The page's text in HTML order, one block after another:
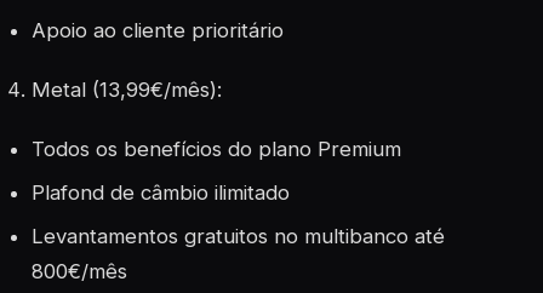
Apoio ao cliente prioritário
Metal (13,99€/mês):
Todos os benefícios do plano Premium
Plafond de câmbio ilimitado
Levantamentos gratuitos no multibanco até
800€/mês